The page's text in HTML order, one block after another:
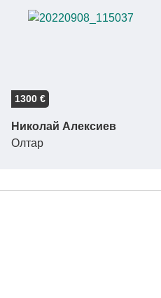
1300 €
Николай Алексиев
Олтар